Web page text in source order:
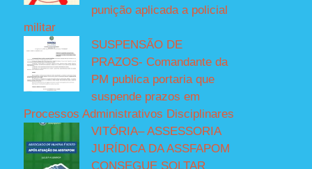
punição aplicada a policial
militar
SUSPENSÃO DE
PRAZOS- Comandante da
PM publica portaria que
suspende prazos em
Processos Administrativos Disciplinares
VITÓRIA– ASSESSORIA
JURÍDICA DA ASSFAPOM
CONSEGUE SOLTAR